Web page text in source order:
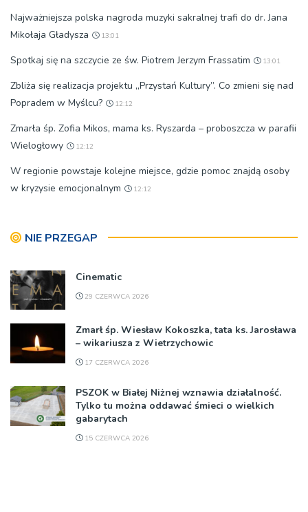
Najważniejsza polska nagroda muzyki sakralnej trafi do dr. Jana
Mikołaja Gładysza
13:01
Spotkaj się na szczycie ze św. Piotrem Jerzym Frassatim 13:01
Zbliża się realizacja projektu „Przystań Kultury”. Co zmieni się nad
Popradem w Myślcu?
12:12
Zmarła śp. Zofia Mikos, mama ks. Ryszarda – proboszcza w parafii
Wielogłowy
12:12
W regionie powstaje kolejne miejsce, gdzie pomoc znajdą osoby
w kryzysie emocjonalnym
12:12
NIE PRZEGAP
Cinematic
29 CZERWCA 2026
Zmarł śp. Wiesław Kokoszka, tata ks. Jarosława
– wikariusza z Wietrzychowic
17 CZERWCA 2026
PSZOK w Białej Niżnej wznawia działalność.
Tylko tu można oddawać śmieci o wielkich
gabarytach
15 CZERWCA 2026